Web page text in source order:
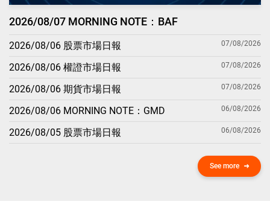
2026/08/07 MORNING NOTE：BAF
2026/08/06 股票市場日報 07/08/2026
2026/08/06 權證市場日報 07/08/2026
2026/08/06 期貨市場日報 07/08/2026
2026/08/06 MORNING NOTE：GMD 06/08/2026
2026/08/05 股票市場日報 06/08/2026
See more